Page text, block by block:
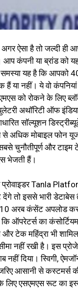
ऐसा है तो जल्दी ही
कंपनी या ब्रांड को
समस्या यह है कि आपको
या नहीं। ये वो
को रोकने के लिए
अथॉरिटी ऑफ
सॉल्यूशन
अधिक मोबाइल फोन
चुनौतीपूर्ण और टाइम
भेजती हैं।
प्रोवाइडर Tanla
इससे भारी डेटाबेस
10 अरब कंसेंट अपलोड
ऑपरेटर्स का
टेक महिंद्रा भी
नहीं रखी है। इस
नहीं दिया। स्विगी,
आसानी से
लिए एसएमएस रूट का